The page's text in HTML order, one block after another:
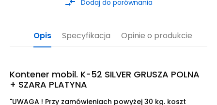
compare_arrows Dodaj do porównania
Opis Specyfikacja Opinie o produkcie
Kontener mobil. K-52 SILVER GRUSZA POLNA
+ SZARA PLATYNA
"UWAGA ! Przy zamówieniach powyżej 30 kg. koszt